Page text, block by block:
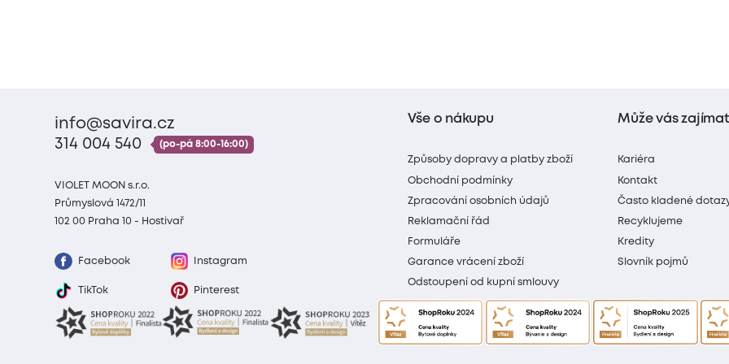
info@savira.cz
314 004 540
(po-pá 8:00-16:00)
VIOLET MOON s.r.o.
Průmyslová 1472/11
102 00 Praha 10 - Hostivař
Facebook Instagram
TikTok Pinterest
Vše o nákupu
Způsoby dopravy a platby zboží
Obchodní podmínky
Zpracování osobních údajů
Reklamační řád
Formuláře
Garance vrácení zboží
Odstoupení od kupní smlouvy
Může vás zajímat
Kariéra
Kontakt
Často kladené
Recyklujeme
Kredity
Slovník pojmů